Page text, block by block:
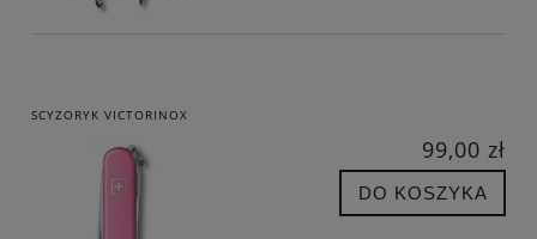
SCYZORYK VICTORINOX
99,00 zł
DO KOSZYKA